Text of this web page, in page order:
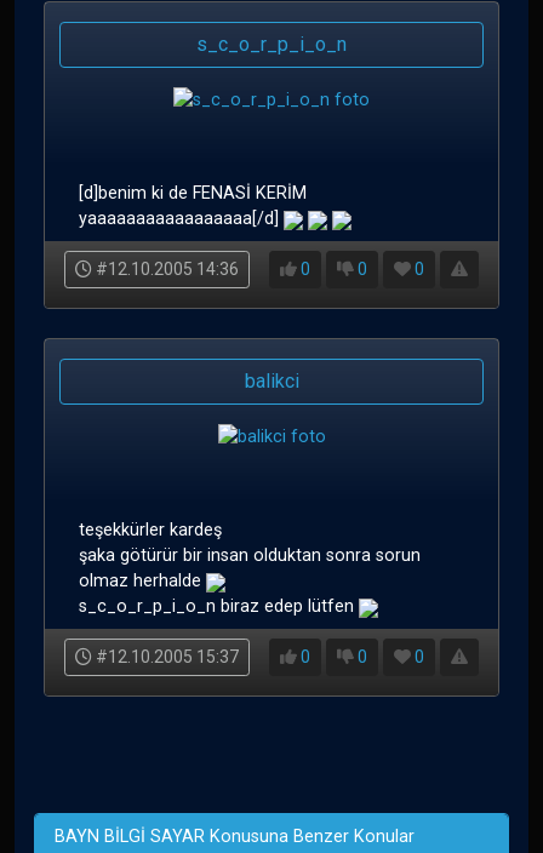
s_c_o_r_p_i_o_n
[d]benim ki de FENASİ KERİM
yaaaaaaaaaaaaaaaaa[/d]
#12.10.2005 14:36 0 0 0
balikci
teşekkürler kardeş
şaka götürür bir insan olduktan sonra sorun
olmaz herhalde
s_c_o_r_p_i_o_n biraz edep lütfen
#12.10.2005 15:37 0 0 0
BAYN BİLGİ SAYAR Konusuna Benzer Konular